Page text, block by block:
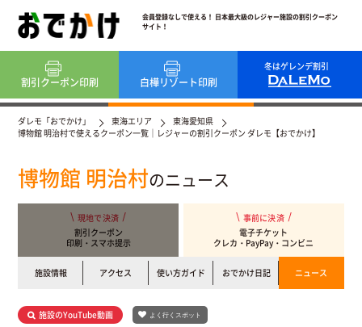
会員登録なしで使える！ 日本最大級のレジャー施設の割引クーポン
サイト！
冬はゲレンデ割引
割引クーポン印刷 白樺リゾート印刷
ダレモ「おでかけ」 東海エリア
東海愛知県
博物館 明治村で使えるクーポン一覧｜レジャーの割引クーポン ダレモ【おでかけ】
博物館 明治村のニュース
現地で決済
割引クーポン
印刷・スマホ提示
事前に決済
電子チケット
クレカ・PayPay・コンビニ
施設情報 アクセス 使い方ガイド おでかけ日記 ニュース
施設のYouTube動画 よく行くスポット